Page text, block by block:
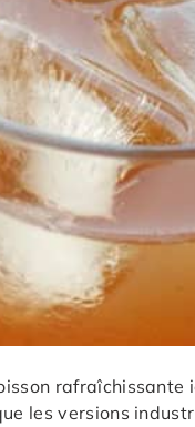
rafraîchissante
les versions